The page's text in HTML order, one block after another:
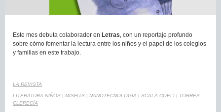
Este mes debuta colaborador en Letras, con un reportaje profundo
sobre cómo fomentar la lectura entre los niños y el papel de los colegios
y familias en este trabajo.
LA REVISTA
LITERATURA NIÑOS | MISFITS | NANOTECNOLOGIA | SCALA COELI | TORRES
CLERECÍA